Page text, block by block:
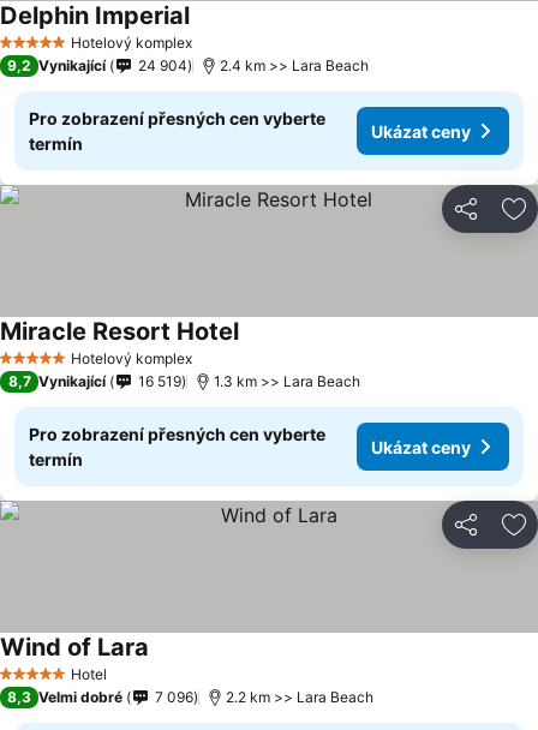
5 Počet hvězdičekHotelový komplex
Delphin ImperialUkázat ceny
9,2 Vynikající 24 904 2.4 km >> Lara Beach
Pro zobrazení přesných cen vyberte
termín
Ukázat ceny
Sdílet
5 Počet hvězdičekHotelový komplex
Miracle Resort HotelUkázat ceny
8,7 Vynikající 16 519 1.3 km >> Lara Beach
Pro zobrazení přesných cen vyberte
termín
Ukázat ceny
Sdílet
5 Počet hvězdiček
Hotel
Wind of Lara
8,3 Velmi dobré 7 096 2.2 km >> Lara Beach